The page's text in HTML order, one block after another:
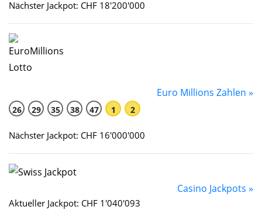
Nächster Jackpot: CHF 18'200'000
Euro Millions Zahlen »
26 29 35 38 47 1 2
Nächster Jackpot: CHF 16'000'000
Casino Jackpots »
Aktueller Jackpot: CHF 1'040'093